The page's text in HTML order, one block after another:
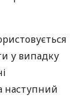
у випадку
наступний